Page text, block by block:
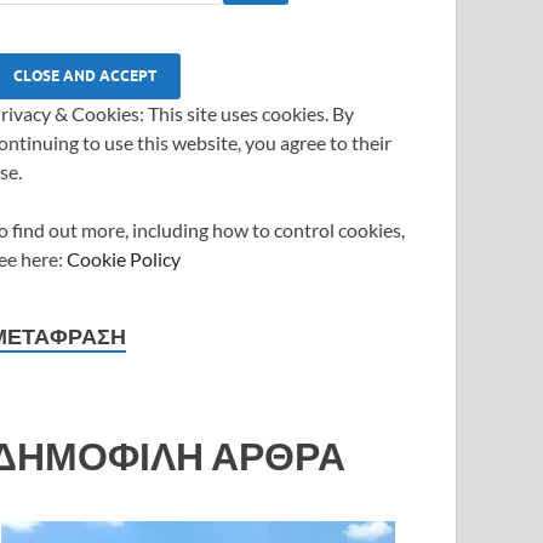
& Cookies: This site uses cookies. By
to use this website, you agree to their
find out more, including how to control cookies,
here:Cookie Policy
ΑΡΘΡΑ